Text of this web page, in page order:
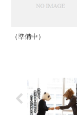
（準備中）